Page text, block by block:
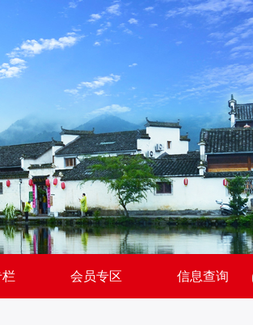
栏 会员专区 信息查询